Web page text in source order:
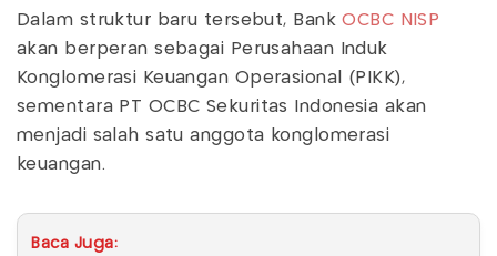
Dalam struktur baru tersebut, BankOCBC NISP
akan berperan sebagai Perusahaan Induk
Konglomerasi Keuangan Operasional (PIKK),
sementara PT OCBC Sekuritas Indonesia akan
menjadi salah satu anggota konglomerasi
keuangan.
Baca Juga: